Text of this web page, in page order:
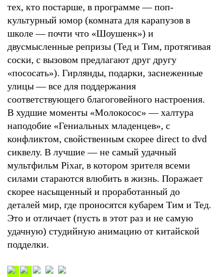
тех, кто постарше, в программе — поп-
культурный юмор (комната для карапузов в
школе — почти что «Шоушенк») и
двусмысленные репризы (Тед и Тим, протягивая
соски, с вызовом предлагают друг другу
«пососать»). Гирлянды, подарки, заснеженные
улицы — все для поддержания
соответствующего благоговейного настроения.
В худшие моменты «Молокосос» — халтура
наподобие «Гениальных младенцев», с
конфликтом, свойственным скорее direct to dvd
сиквелу. В лучшие — не самый удачный
мультфильм Pixar, в котором зрителя всеми
силами стараются влюбить в жизнь. Поражает
скорее насыщенный и проработанный до
деталей мир, где проносятся кубарем Тим и Тед.
Это и отличает (пусть в этот раз и не самую
удачную) студийную анимацию от китайской
подделки.